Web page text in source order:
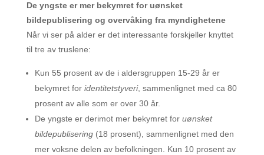
De yngste er mer bekymret for uønsket
bildepublisering og overvåking fra myndighetene
Når vi ser på alder er det interessante forskjeller knyttet
til tre av truslene:
Kun 55 prosent av de i aldersgruppen 15-29 år er
bekymret for identitetstyveri, sammenlignet med ca 80
prosent av alle som er over 30 år.
De yngste er derimot mer bekymret for uønsket
bildepublisering(18 prosent), sammenlignet med den
mer voksne delen av befolkningen. Kun 10 prosent av